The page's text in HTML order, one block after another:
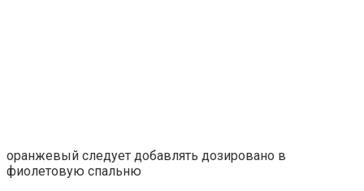
оранжевый следует добавлять дозировано в
фиолетовую спальню